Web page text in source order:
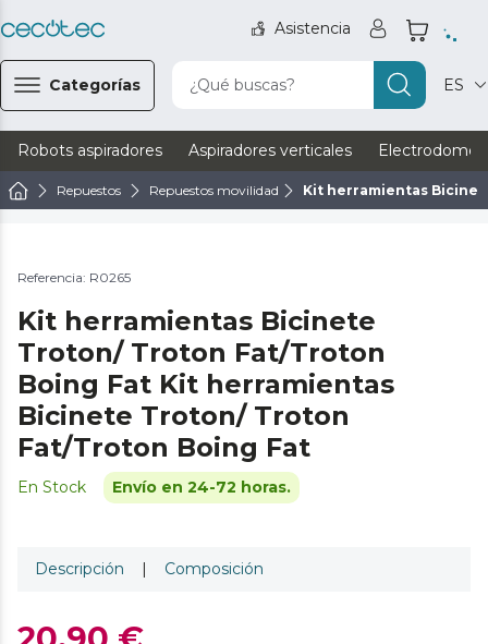
Asistencia
Categorías ¿Qué buscas? ES
Robots aspiradores Aspiradores verticales
Repuestos Repuestos movilidad Kit herramientas
Referencia: R0265
Kit herramientas Bicinete
Troton/ Troton Fat/Troton
Boing Fat Kit herramientas
Bicinete Troton/ Troton
Fat/Troton Boing Fat
En Stock Envío en 24-72 horas.
Descripción | Composición